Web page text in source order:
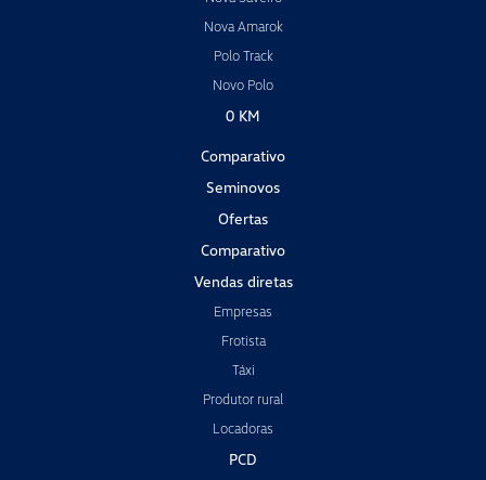
Nova Amarok
Polo Track
Novo Polo
0 KM
Comparativo
Seminovos
Ofertas
Comparativo
Vendas diretas
Empresas
Frotista
Táxi
Produtor rural
Locadoras
PCD